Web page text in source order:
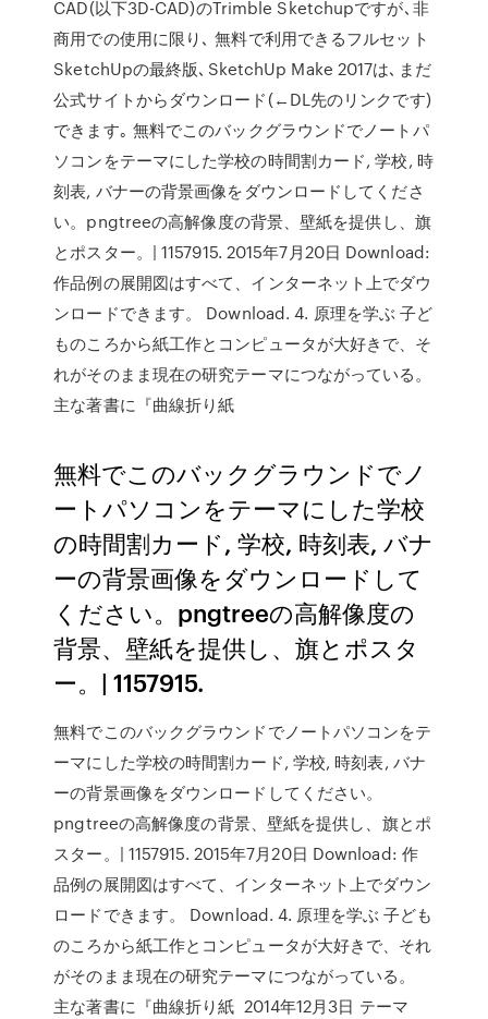
CAD(以下3D-CAD)のTrimble Sketchupですが､非
商用での使用に限り､ 無料で利用できるフルセット
SketchUpの最終版､SketchUp Make 2017は､まだ
公式サイトからダウンロード(←DL先のリンクです)
できます｡ 無料でこのバックグラウンドでノートパ
ソコンをテーマにした学校の時間割カード, 学校, 時
刻表, バナーの背景画像をダウンロードしてくださ
い。pngtreeの高解像度の背景、壁紙を提供し、旗
とポスター。| 1157915. 2015年7月20日 Download:
作品例の展開図はすべて、インターネット上でダウ
ンロードできます。 Download. 4. 原理を学ぶ 子ど
ものころから紙工作とコンピュータが大好きで、そ
れがそのまま現在の研究テーマにつながっている。
主な著書に『曲線折り紙
無料でこのバックグラウンドでノ
ートパソコンをテーマにした学校
の時間割カード, 学校, 時刻表, バナ
ーの背景画像をダウンロードして
ください。pngtreeの高解像度の
背景、壁紙を提供し、旗とポスタ
ー。| 1157915.
無料でこのバックグラウンドでノートパソコンをテ
ーマにした学校の時間割カード, 学校, 時刻表, バナ
ーの背景画像をダウンロードしてください。
pngtreeの高解像度の背景、壁紙を提供し、旗とポ
スター。| 1157915. 2015年7月20日 Download: 作
品例の展開図はすべて、インターネット上でダウン
ロードできます。 Download. 4. 原理を学ぶ 子ども
のころから紙工作とコンピュータが大好きで、それ
がそのまま現在の研究テーマにつながっている。
主な著書に『曲線折り紙 2014年12月3日 テーマ